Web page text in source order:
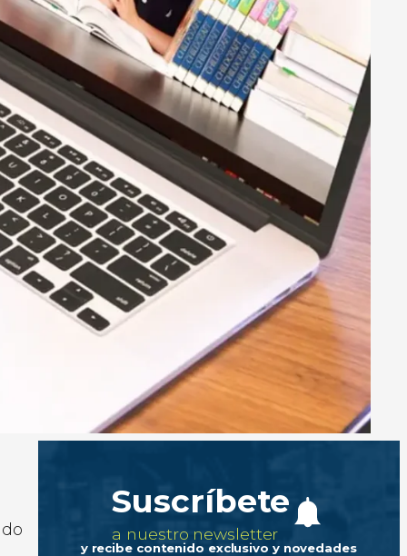
Suscríbete
a nuestro newsletter
y recibe contenido exclusivo y novedades